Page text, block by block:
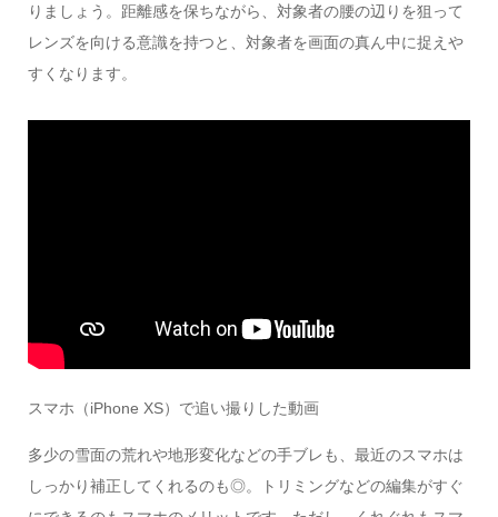
りましょう。距離感を保ちながら、対象者の腰の辺りを狙って
レンズを向ける意識を持つと、対象者を画面の真ん中に捉えや
すくなります。
スマホ（iPhone XS）で追い撮りした動画
多少の雪面の荒れや地形変化などの手ブレも、最近のスマホは
しっかり補正してくれるのも◎。トリミングなどの編集がすぐ